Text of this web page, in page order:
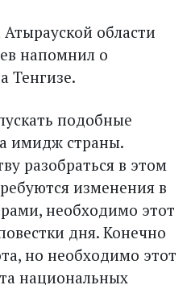
области
напомнил о
Тенгизе.
подобные
имидж страны.
разобраться в этом
изменения в
необходимо этот
дня. Конечно
но необходимо этот
национальных